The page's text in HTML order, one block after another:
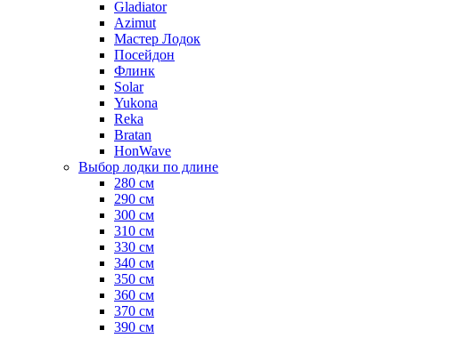
Gladiator
Azimut
Мастер Лодок
Посейдон
Флинк
Solar
Yukona
Reka
Bratan
HonWave
Выбор лодки по длине
280 см
290 см
300 см
310 см
330 см
340 см
350 см
360 см
370 см
390 см